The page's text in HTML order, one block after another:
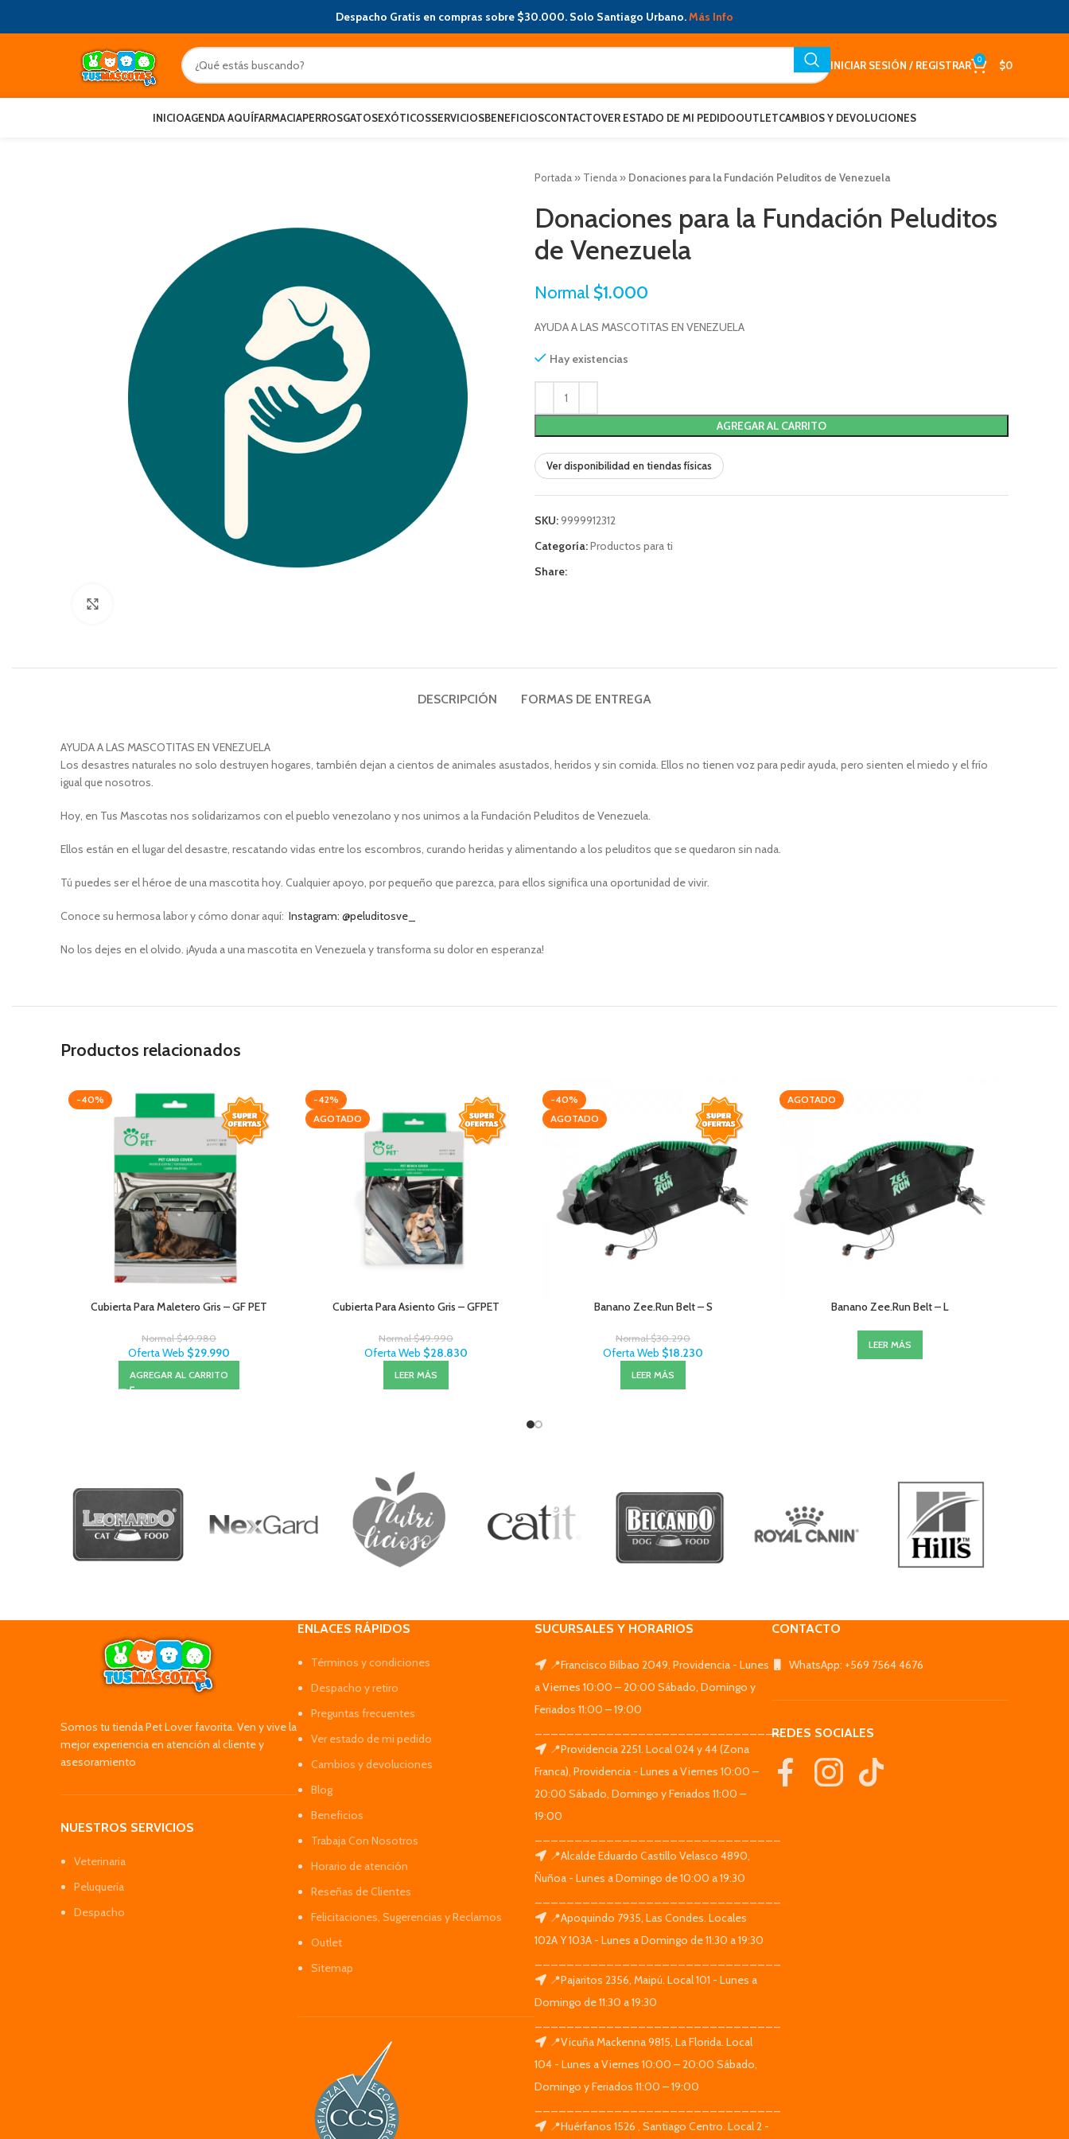
Despacho Gratis en compras sobre $30.000. Solo Santiago Urbano.Más Info
INICIAR SESIÓN / REGISTRAR 0 $0
INICIOAGENDA AQUÍFARMACIAPERROSGATOSEXÓTICOSSERVICIOSBENEFICIOSCONTACTOVER ESTADO DE MI PEDIDOOUTLETCAMBIOS Y DEVOLUCIONES
Portada » Tienda » Donaciones para la Fundación Peluditos de Venezuela
Donaciones para la Fundación Peluditos
de Venezuela
Normal $1.000
AYUDA A LAS MASCOTITAS EN VENEZUELA
Hay existencias
AGREGAR AL CARRITO
Ver disponibilidad en tiendas físicas
SKU:9999912312
Categoría:Productos para ti
Share:
DESCRIPCIÓN FORMAS DE ENTREGA
AYUDA A LAS MASCOTITAS EN VENEZUELA
Los desastres naturales no solo destruyen hogares, también dejan a cientos de animales asustados, heridos y sin comida. Ellos no tienen voz para pedir ayuda, pero sienten el miedo y el frío
igual que nosotros.
Hoy, en Tus Mascotas nos solidarizamos con el pueblo venezolano y nos unimos a la Fundación Peluditos de Venezuela.
Ellos están en el lugar del desastre, rescatando vidas entre los escombros, curando heridas y alimentando a los peluditos que se quedaron sin nada.
Tú puedes ser el héroe de una mascotita hoy. Cualquier apoyo, por pequeño que parezca, para ellos significa una oportunidad de vivir.
Conoce su hermosa labor y cómo donar aquí: Instagram: @peluditosve_
No los dejes en el olvido. ¡Ayuda a una mascotita en Venezuela y transforma su dolor en esperanza!
Productos relacionados
-40%
Cubierta Para Maletero Gris – GF PET
Normal$49.980
Oferta Web $29.990
AGREGAR AL CARRITO
-42%
AGOTADO
Cubierta Para Asiento Gris – GFPET
Normal$49.990
Oferta Web $28.830
LEER MÁS
-40%
AGOTADO
Banano Zee.Run Belt – S
Normal$30.290
Oferta Web $18.230
LEER MÁS
AGOTADO
Banano Zee.Run Belt – L
LEER MÁS
Somos tu tienda Pet Lover favorita. Ven y vive la
mejor experiencia en atención al cliente y
asesoramiento
NUESTROS SERVICIOS
Veterinaria
Peluquería
Despacho
ENLACES RÁPIDOS
Términos y condiciones
Despacho y retiro
Preguntas frecuentes
Ver estado de mi pedido
Cambios y devoluciones
Blog
Beneficios
Trabaja Con Nosotros
Horario de atención
Reseñas de Clientes
Felicitaciones, Sugerencias y Reclamos
Outlet
Sitemap
SUCURSALES Y HORARIOS
📍Francisco Bilbao 2049, Providencia - Lunes
a Viernes 10:00 – 20:00 Sábado, Domingo y
Feriados 11:00 – 19:00
_______________________________
📍Providencia 2251. Local 024 y 44 (Zona
Franca), Providencia - Lunes a Viernes 10:00 –
20:00 Sábado, Domingo y Feriados 11:00 –
19:00
📍Alcalde Eduardo Castillo Velasco 4890,
Ñuñoa - Lunes a Domingo de 10:00 a 19:30
📍Apoquindo 7935, Las Condes. Locales
102A Y 103A - Lunes a Domingo de 11:30 a 19:30
📍Pajaritos 2356, Maipú. Local 101 - Lunes a
Domingo de 11:30 a 19:30
📍Vicuña Mackenna 9815, La Florida. Local
104 - Lunes a Viernes 10:00 – 20:00 Sábado,
Domingo y Feriados 11:00 – 19:00
📍Huérfanos 1526 , Santiago Centro. Local 2 -
CONTACTO
WhatsApp: +569 7564 4676
REDES SOCIALES